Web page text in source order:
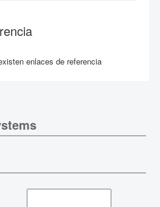
enlaces de referencia